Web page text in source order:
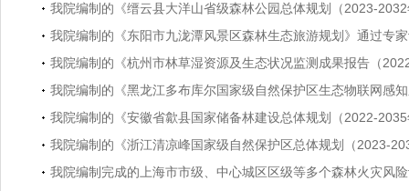
我院编制的《缙云县大洋山省级森林公园总体规划（2023-
我院编制的《东阳市九泷潭风景区森林生态旅游规划》通过专
我院编制的《杭州市林草湿资源及生态状况监测成果报告（
我院编制的《黑龙江多布库尔国家级自然保护区生态物联网感
我院编制的《安徽省歙县国家储备林建设总体规划（2022-
我院编制的《浙江清凉峰国家级自然保护区总体规划（2023-
我院编制完成的上海市市级、中心城区区级等多个森林火灾风